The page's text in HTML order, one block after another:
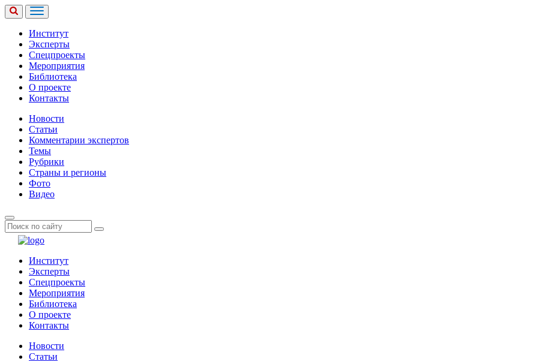
Институт
Эксперты
Спецпроекты
Мероприятия
Библиотека
О проекте
Контакты
Новости
Статьи
Комментарии экспертов
Темы
Рубрики
Страны и регионы
Фото
Видео
Институт
Эксперты
Спецпроекты
Мероприятия
Библиотека
О проекте
Контакты
Новости
Статьи